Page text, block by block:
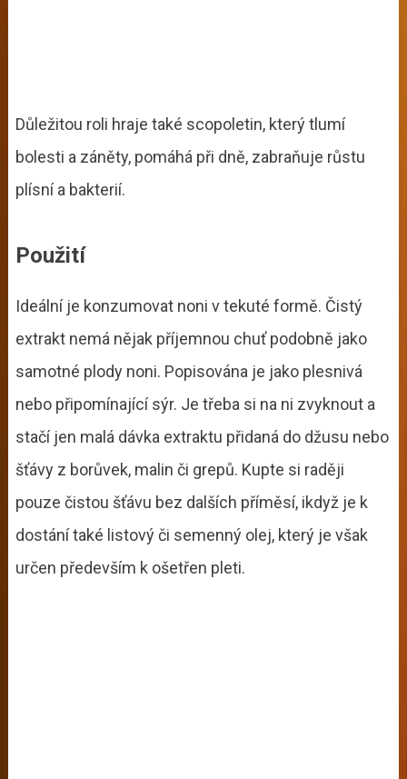
Důležitou roli hraje také scopoletin, který tlumí
bolesti a záněty, pomáhá při dně, zabraňuje růstu
plísní a bakterií.
Použití
Ideální je konzumovat noni v tekuté formě. Čistý
extrakt nemá nějak příjemnou chuť podobně jako
samotné plody noni. Popisována je jako plesnivá
nebo připomínající sýr. Je třeba si na ni zvyknout a
stačí jen malá dávka extraktu přidaná do džusu nebo
šťávy z borůvek, malin či grepů. Kupte si raději
pouze čistou šťávu bez dalších příměsí, ikdyž je k
dostání také listový či semenný olej, který je však
určen především k ošetřen pleti.